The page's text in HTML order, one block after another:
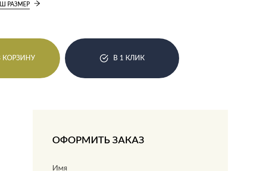
РАЗМЕР
КОРЗИНУ В 1 КЛИК
ОФОРМИТЬ ЗАКАЗ